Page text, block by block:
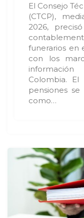
El Consejo
(CTCP),
2026,
funerarios en
con los
Colombia.
pensiones
como…